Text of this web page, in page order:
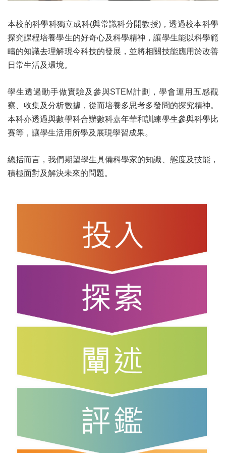
本校的科學科獨立成科(與常識科分開教授)，透過校本科學
探究課程培養學生的好奇心及科學精神，讓學生能以科學範
疇的知識去理解現今科技的發展，並將相關技能應用於改善
日常生活及環境。
學生透過動手做實驗及參與STEM計劃，學會運用五感觀
察、收集及分析數據，從而培養多思考多發問的探究精神。
本科亦透過與數學科合辦數科嘉年華和訓練學生參與科學比
賽等，讓學生活用所學及展現學習成果。
總括而言，我們期望學生具備科學家的知識、態度及技能，
積極面對及解決未來的問題。